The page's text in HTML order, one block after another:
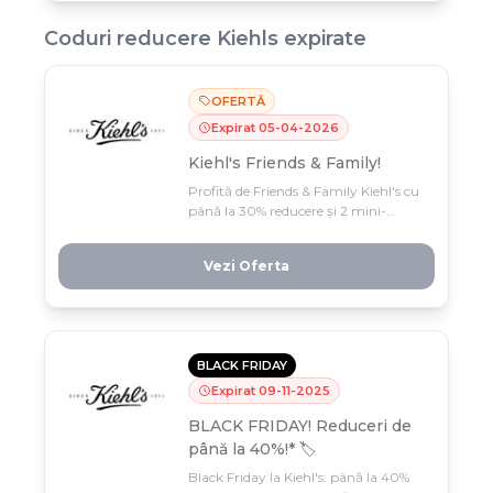
Coduri reducere Kiehls expirate
OFERTĂ
Expirat 05-04-2026
Kiehl's Friends & Family!
Profită de Friends & Family Kiehl's cu
până la 30% reducere și 2 mini-
5 aprilie, nu o lăsa să-ți scapă.
Vezi Oferta
BLACK FRIDAY
Expirat 09-11-2025
BLACK FRIDAY! Reduceri de
până la 40%!* 🏷️
Black Friday la Kiehl's: până la 40%